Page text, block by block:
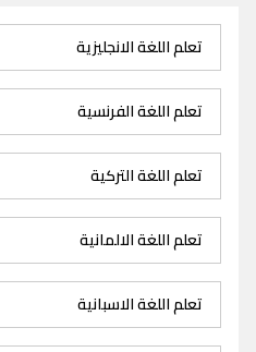
تعلم اللغة الانجليزية
تعلم اللغة الفرنسية
تعلم اللغة التركية
تعلم اللغة الالمانية
تعلم اللغة الاسبانية